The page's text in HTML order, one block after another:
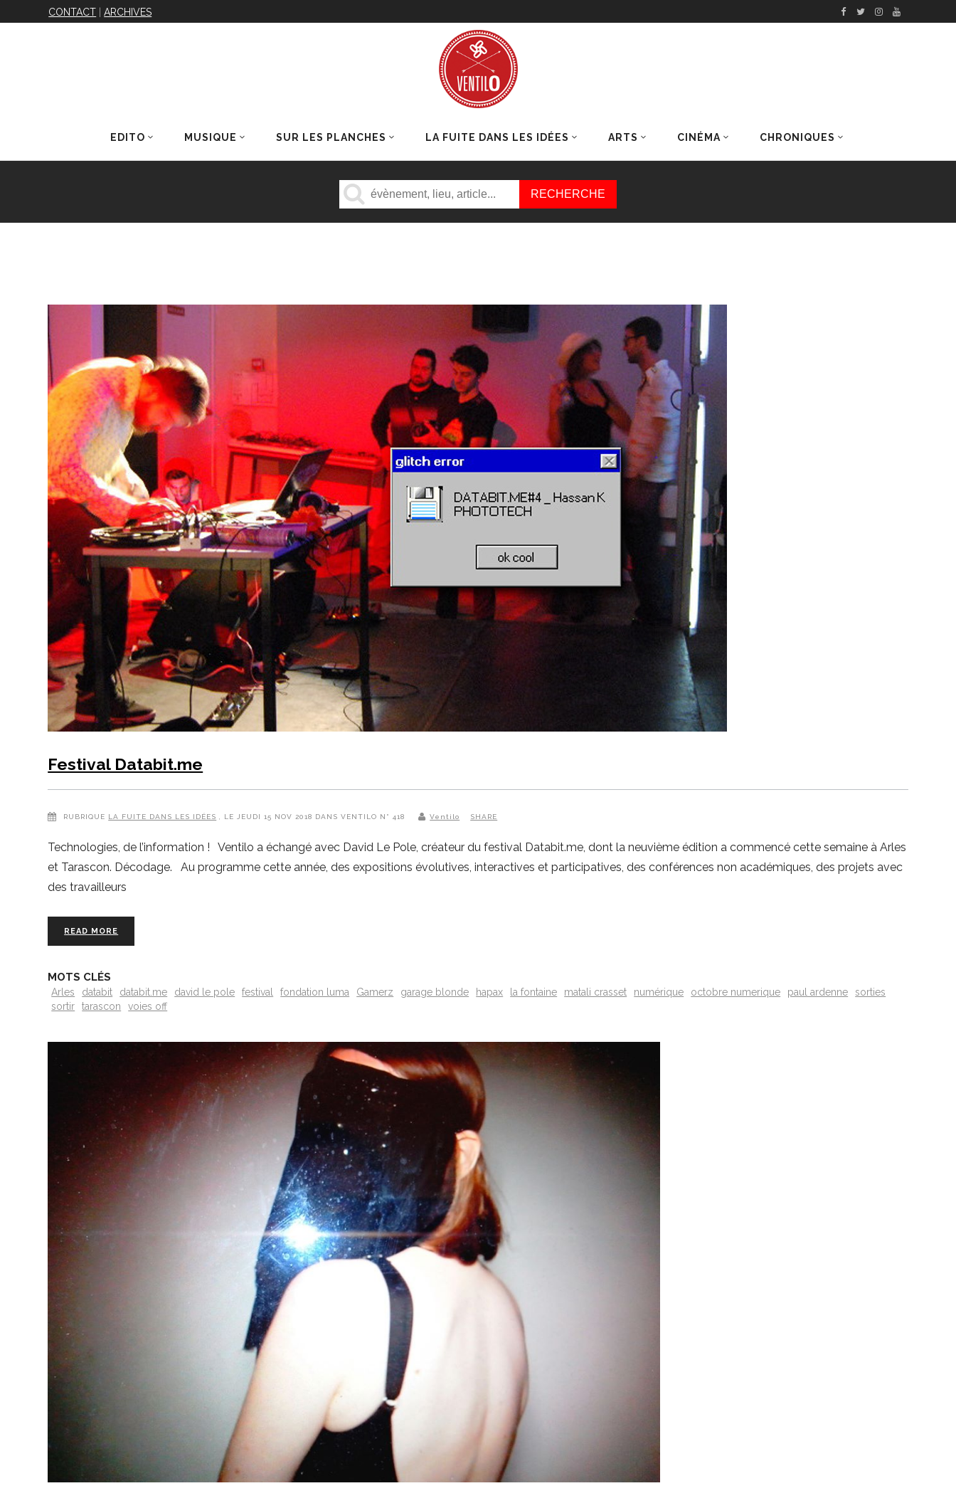
CONTACT |ARCHIVES
EDITO MUSIQUE SUR LES PLANCHES LA FUITE DANS LES IDÉES ARTS CINÉMA CHRONIQUES
DERNIERS ARTICLES
Festival Databit.me
RUBRIQUE LA FUITE DANS LES IDÉES , LE JEUDI 15 NOV 2018 DANS VENTILO N° 418 Ventilo SHARE
Technologies, de l’information ! Ventilo a échangé avec David Le Pole, créateur du festival Databit.me, dont la neuvième édition a commencé cette semaine à Arles
et Tarascon. Décodage. Au programme cette année, des expositions évolutives, interactives et participatives, des conférences non académiques, des projets avec
des travailleurs
READ MORE
MOTS CLÉS
Arles databit databit.me david le pole festival fondation luma Gamerz garage blonde hapax la fontaine matali crasset numérique octobre numerique paul ardenne
sorties
sortir
tarascon voies off